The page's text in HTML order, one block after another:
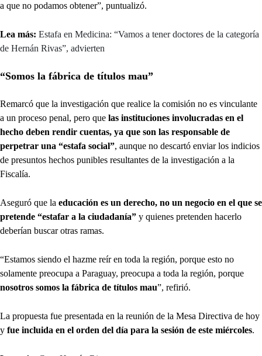
a que no podamos obtener”, puntualizó.
Lea más: Estafa en Medicina: “Vamos a tener doctores de la categoría
de Hernán Rivas”, advierten
“Somos la fábrica de títulos mau”
Remarcó que la investigación que realice la comisión no es vinculante
a un proceso penal, pero que las instituciones involucradas en el
hecho deben rendir cuentas, ya que son las responsable de
perpetrar una “estafa social”, aunque no descartó enviar los indicios
de presuntos hechos punibles resultantes de la investigación a la
Fiscalía.
Aseguró que la educación es un derecho, no un negocio en el que se
pretende “estafar a la ciudadanía” y quienes pretenden hacerlo
deberían buscar otras ramas.
“Estamos siendo el hazme reír en toda la región, porque esto no
solamente preocupa a Paraguay, preocupa a toda la región, porque
nosotros somos la fábrica de títulos mau”, refirió.
La propuesta fue presentada en la reunión de la Mesa Directiva de hoy
y fue incluida en el orden del día para la sesión de este miércoles.